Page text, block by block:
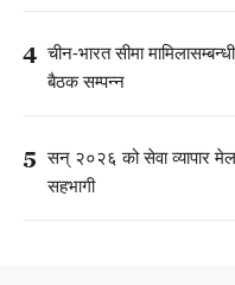
4 चीन-भारत सीमा
बैठक सम्पन्न
5 सन् २०२६ को सेवा व्यापार
सहभागी